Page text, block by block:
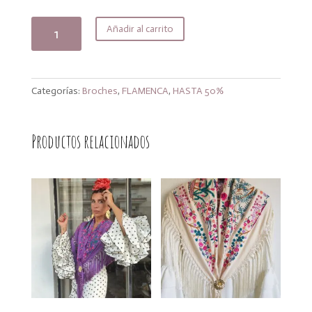
original
era:
actual
es:
abanico
Añadir al carrito
Categorías: Broches, FLAMENCA, HASTA 50%
Productos relacionados